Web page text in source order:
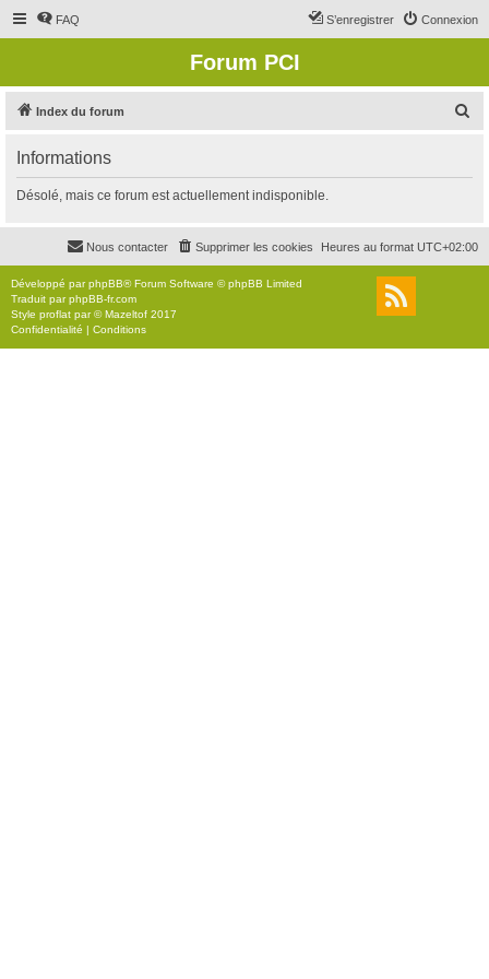
FAQ Connexion
S’enregistrer
Forum PCI
Index du forum
r
c
r
Informations
Désolé, mais ce forum est actuellement indisponible.
Heures au format UTC+02:00
Supprimer les cookies
Nous contacter
Développé parphpBB® Forum Software © phpBB Limited
Traduit parphpBB-fr.com
Style proflat par ©Mazeltof 2017
Confidentialité | Conditions